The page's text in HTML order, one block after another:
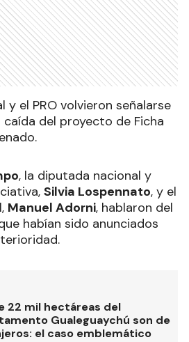
y el PRO volvieron señalarse
del proyecto de Ficha
, la diputada nacional y
Silvia Lospennato, y el
Manuel Adorni, hablaron del
habían sido anunciados
22 mil hectáreas del
Gualeguaychú son de
el caso emblemático